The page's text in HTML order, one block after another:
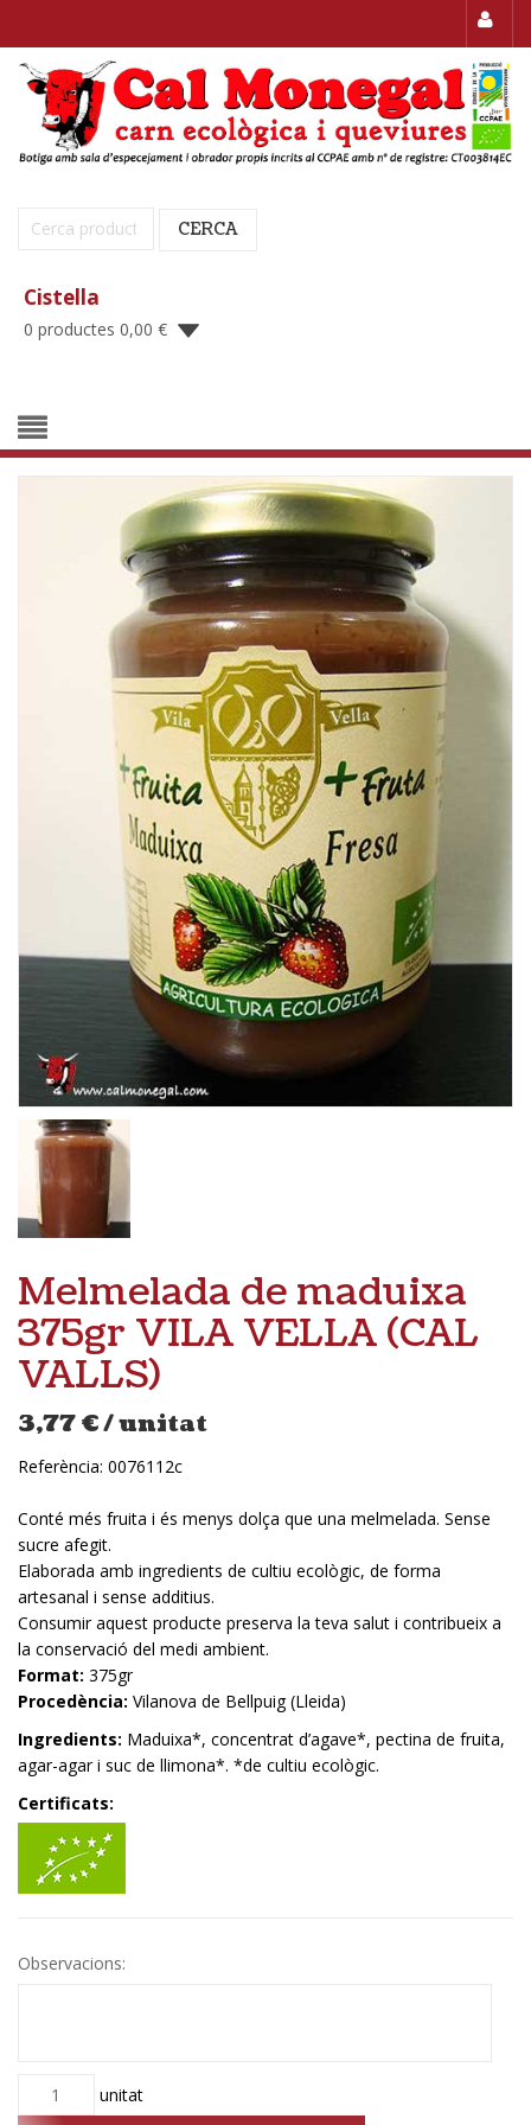
Cerca: CERCA
Cistella
0 productes 0,00 €
Melmelada de maduixa
375gr VILA VELLA (CAL
VALLS)
3,77€/ unitat
Referència: 0076112c
Conté més fruita i és menys dolça que una melmelada. Sense
sucre afegit.
Elaborada amb ingredients de cultiu ecològic, de forma
artesanal i sense additius.
Consumir aquest producte preserva la teva salut i contribueix a
la conservació del medi ambient.
Format: 375gr
Procedència: Vilanova de Bellpuig (Lleida)
Ingredients: Maduixa*, concentrat d’agave*, pectina de fruita,
agar-agar i suc de llimona*. *de cultiu ecològic.
Certificats:
Observacions:
Quantitat unitat